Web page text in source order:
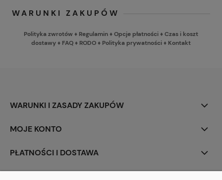
WARUNKI ZAKUPÓW
Polityka zwrotów ♦ Regulamin♦Opcje płatności♦Czas i koszt
dostawy♦ FAQ♦ RODO♦ Polityka prywatności♦ Kontakt
WARUNKI I ZASADY ZAKUPÓW
MOJE KONTO
PŁATNOŚCI I DOSTAWA